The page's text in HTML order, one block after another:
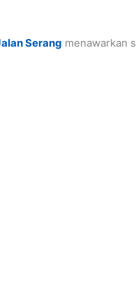
Serang menawarkan